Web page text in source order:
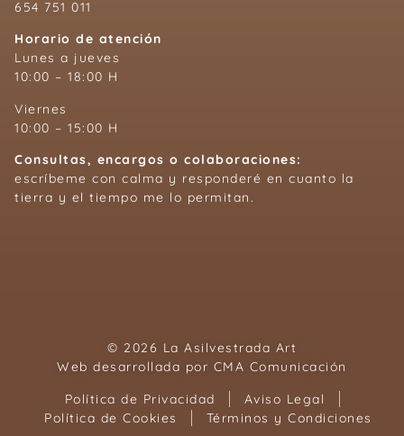
654 751 011
Horario de atención
Lunes a jueves
10:00 – 18:00 H
Viernes
10:00 – 15:00 H
Consultas, encargos o colaboraciones:
escríbeme con calma y responderé en cuanto la
tierra y el tiempo me lo permitan.
© 2026 La Asilvestrada Art
Web desarrollada por CMA Comunicación
Política de Privacidad
Aviso Legal
Política de Cookies
Términos y Condiciones